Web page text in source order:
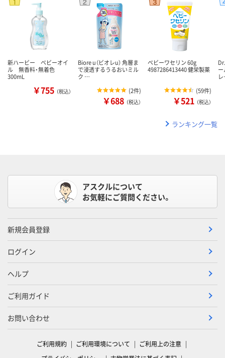
新ハービー ベビーオイ
ル 無香料・無着色
300mL
￥755 （税込）
Biore u（ビオレu） 角層ま
で浸透するうるおいミル
ク …
(2件)
￥688 （税込）
ベビーワセリン 60g
4987286413440 健栄製薬
(59件)
￥521 （税込）
ー
ランキング一覧
アスクルについて
お気軽にご質問ください。
新規会員登録
ログイン
ヘルプ
ご利用ガイド
お問い合わせ
ご利用規約 ご利用環境について
ご利用上の注意